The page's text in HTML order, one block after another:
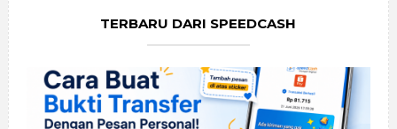
TERBARU DARI SPEEDCASH